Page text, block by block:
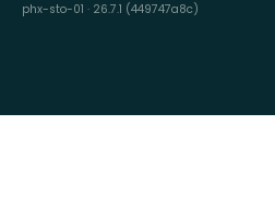
phx-sto-01 · 26.7.1 (449747a8c)